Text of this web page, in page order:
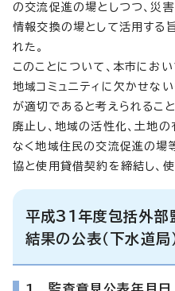
の交流促進の場としつつ、災
情報交換の場として活用する
れた。
このことについて、本市におい
地域コミュニティに欠かせな
が適切であると考えられるこ
廃止し、地域の活性化、土地
なく地域住民の交流促進の場
協と使用貸借契約を締結し、使
平成31年度包括外部
結果の公表（下水道局
1 監査意見公表年月日